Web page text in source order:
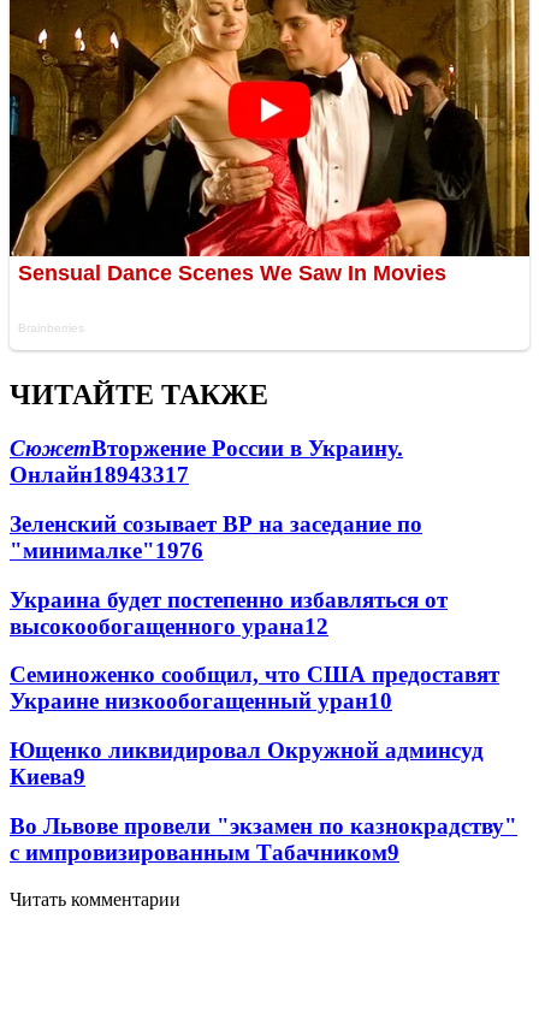
ЧИТАЙТЕ ТАКЖЕ
СюжетВторжение России в Украину.
Онлайн18943317
Зеленский созывает ВР на заседание по
"минималке"1976
Украина будет постепенно избавляться от
высокообогащенного урана12
Семиноженко сообщил, что США предоставят
Украине низкообогащенный уран10
Ющенко ликвидировал Окружной админсуд
Киева9
Во Львове провели "экзамен по казнокрадству"
с импровизированным Табачником9
Читать комментарии